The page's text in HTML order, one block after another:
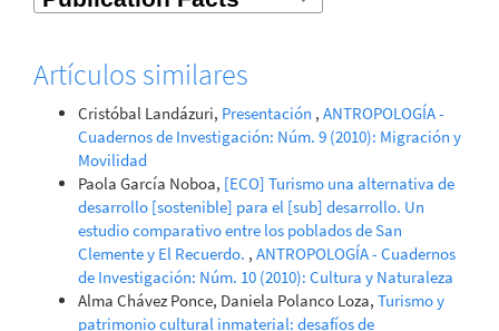
Artículos similares
Cristóbal Landázuri, Presentación , ANTROPOLOGÍA -
Cuadernos de Investigación: Núm. 9 (2010): Migración y
Movilidad
Paola García Noboa, [ECO] Turismo una alternativa de
desarrollo [sostenible] para el [sub] desarrollo. Un
estudio comparativo entre los poblados de San
Clemente y El Recuerdo. , ANTROPOLOGÍA - Cuadernos
de Investigación: Núm. 10 (2010): Cultura y Naturaleza
Alma Chávez Ponce, Daniela Polanco Loza, Turismo y
patrimonio cultural inmaterial: desafíos de